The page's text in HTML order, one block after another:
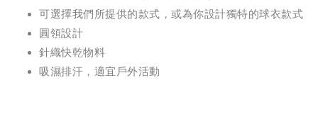
可選擇我們所提供的款式，或為你設計獨特的球衣款式
圓領設計
針織快乾物料
吸濕排汗，適宜戶外活動